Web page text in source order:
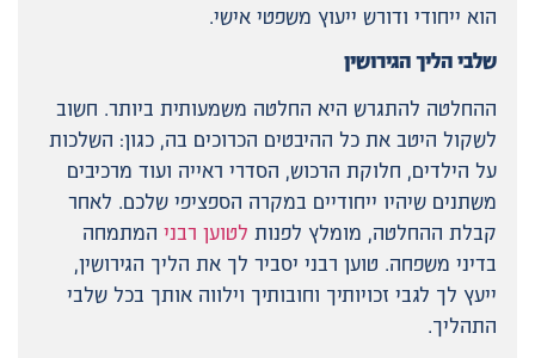
הוא ייחודי ודורש ייעוץ משפטי אישי.
שלבי הליך הגירושין
ההחלטה להתגרש היא החלטה משמעותית ביותר. חשוב
לשקול היטב את כל ההיבטים הכרוכים בה, כגון: השלכות
על הילדים, חלוקת הרכוש, הסדרי ראייה ועוד מרכיבים
משתנים שיהיו ייחודיים במקרה הספציפי שלכם. לאחר
קבלת ההחלטה, מומלץ לפנות לטוען רבניהמתמחה
בדיני משפחה. טוען רבני יסביר לך את הליך הגירושין,
ייעץ לך לגבי זכויותיך וחובותיך וילווה אותך בכל שלבי
התהליך.